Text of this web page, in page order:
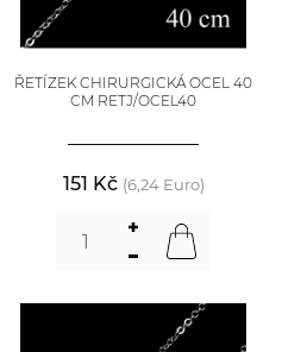
ŘETÍZEK CHIRURGICKÁ OCEL 40
CM RETJ/OCEL40
151 Kč (6,24 Euro)